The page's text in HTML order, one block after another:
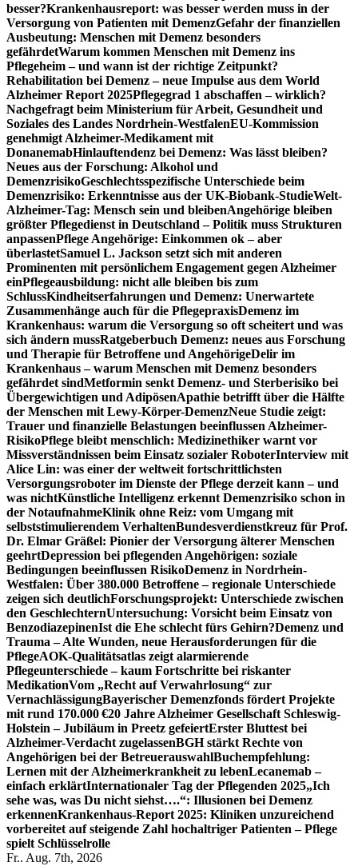
besser?Krankenhausreport: was besser werden muss in der
Versorgung von Patienten mit DemenzGefahr der finanziellen
Ausbeutung: Menschen mit Demenz besonders
gefährdetWarum kommen Menschen mit Demenz ins
Pflegeheim – und wann ist der richtige Zeitpunkt?
Rehabilitation bei Demenz – neue Impulse aus dem World
Alzheimer Report 2025Pflegegrad 1 abschaffen – wirklich?
Nachgefragt beim Ministerium für Arbeit, Gesundheit und
Soziales des Landes Nordrhein-WestfalenEU-Kommission
genehmigt Alzheimer-Medikament mit
DonanemabHinlauftendenz bei Demenz: Was lässt bleiben?
Neues aus der Forschung: Alkohol und
DemenzrisikoGeschlechtsspezifische Unterschiede beim
Demenzrisiko: Erkenntnisse aus der UK-Biobank-StudieWelt-
Alzheimer-Tag: Mensch sein und bleibenAngehörige bleiben
größter Pflegedienst in Deutschland – Politik muss Strukturen
anpassenPflege Angehörige: Einkommen ok – aber
überlastetSamuel L. Jackson setzt sich mit anderen
Prominenten mit persönlichem Engagement gegen Alzheimer
einPflegeausbildung: nicht alle bleiben bis zum
SchlussKindheitserfahrungen und Demenz: Unerwartete
Zusammenhänge auch für die PflegepraxisDemenz im
Krankenhaus: warum die Versorgung so oft scheitert und was
sich ändern mussRatgeberbuch Demenz: neues aus Forschung
und Therapie für Betroffene und AngehörigeDelir im
Krankenhaus – warum Menschen mit Demenz besonders
gefährdet sindMetformin senkt Demenz- und Sterberisiko bei
Übergewichtigen und AdipösenApathie betrifft über die Hälfte
der Menschen mit Lewy-Körper-DemenzNeue Studie zeigt:
Trauer und finanzielle Belastungen beeinflussen Alzheimer-
RisikoPflege bleibt menschlich: Medizinethiker warnt vor
Missverständnissen beim Einsatz sozialer RoboterInterview mit
Alice Lin: was einer der weltweit fortschrittlichsten
Versorgungsroboter im Dienste der Pflege derzeit kann – und
was nichtKünstliche Intelligenz erkennt Demenzrisiko schon in
der NotaufnahmeKlinik ohne Reiz: vom Umgang mit
selbststimulierendem VerhaltenBundesverdienstkreuz für Prof.
Dr. Elmar Gräßel: Pionier der Versorgung älterer Menschen
geehrtDepression bei pflegenden Angehörigen: soziale
Bedingungen beeinflussen RisikoDemenz in Nordrhein-
Westfalen: Über 380.000 Betroffene – regionale Unterschiede
zeigen sich deutlichForschungsprojekt: Unterschiede zwischen
den GeschlechternUntersuchung: Vorsicht beim Einsatz von
BenzodiazepinenIst die Ehe schlecht fürs Gehirn?Demenz und
Trauma – Alte Wunden, neue Herausforderungen für die
PflegeAOK-Qualitätsatlas zeigt alarmierende
Pflegeunterschiede – kaum Fortschritte bei riskanter
MedikationVom „Recht auf Verwahrlosung“ zur
VernachlässigungBayerischer Demenzfonds fördert Projekte
mit rund 170.000 €20 Jahre Alzheimer Gesellschaft Schleswig-
Holstein – Jubiläum in Preetz gefeiertErster Bluttest bei
Alzheimer-Verdacht zugelassenBGH stärkt Rechte von
Angehörigen bei der BetreuerauswahlBuchempfehlung:
Lernen mit der Alzheimerkrankheit zu lebenLecanemab –
einfach erklärtInternationaler Tag der Pflegenden 2025„Ich
sehe was, was Du nicht siehst….“: Illusionen bei Demenz
erkennenKrankenhaus-Report 2025: Kliniken unzureichend
vorbereitet auf steigende Zahl hochaltriger Patienten – Pflege
spielt Schlüsselrolle
Fr.. Aug. 7th, 2026